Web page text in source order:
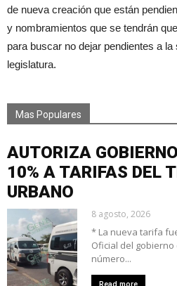
de nueva creación que están
y nombramientos que se tendrán
para buscar no dejar pendientes a
legislatura.
Mas Populares
AUTORIZA
10% A TARIFAS DEL
URBANO
8 agosto, 2026
* La nueva tarifa
Oficial del
número...